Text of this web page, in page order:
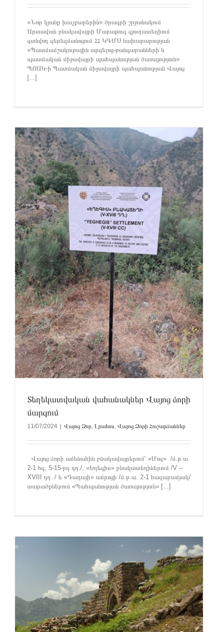
«Նոր կյանք խաչքարերին» ծրագրի շրջանակում
Արտավան բնակավայրի Մարաթուզ գյուղատեղիում
գտնվող գերեզմանոցում ՀՀ ԿԳՄՍ նախարարության
«Պատմամշակութային արգելոց-թանգարանների և
պատմական միջավայրի պահպանության ծառայություն»
ՊՈԱԿ-ի Պատմական միջավայրի պահպանության Վայոց
[...]
Տեղեկատվական վահանակներ Վայոց ձորի
մարզում
11/07/2024 Վայոց Ձոր, Լրահոս, Վայոց Ձորի Հուշարձաններ
Վայոց ձորի ամենահին բնակավայրերում՝ «Մոզ» /մ.թ.ա.
2-1 հզ, 5-15-րդ դդ./, «Եղեգիս» բնակատեղիներում /V –
XVIII դդ․/ և «Դադայի» ամրոցի /մ.թ.ա. 2-1 հազարամյակ/
տարածքներում «Պահպանության ծառայություն» [...]